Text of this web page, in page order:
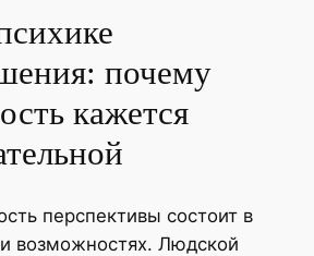
почему
кажется
перспективы состоит в
возможностях. Людской